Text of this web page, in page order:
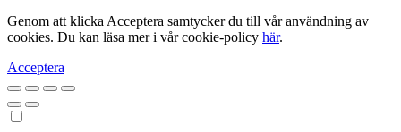
Genom att klicka Acceptera samtycker du till vår användning av
cookies. Du kan läsa mer i vår cookie-policy här.
Acceptera